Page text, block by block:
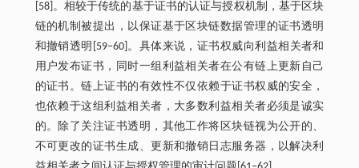
[58]。相较于传统的基于证书的认证与授权机制，基于区块
链的机制被提出，以保证基于区块链数据管理的证书透明
和撤销透明[59‒60]。具体来说，证书权威向利益相关者和
用户发布证书，同时一组利益相关者在公有链上更新自己
的证书。链上证书的有效性不仅依赖于证书权威的安全，
也依赖于这组利益相关者，大多数利益相关者必须是诚实
的。除了关注证书透明，其他工作将区块链视为公开的、
不可更改的证书生成、更新和撤销日志服务器，以解决利